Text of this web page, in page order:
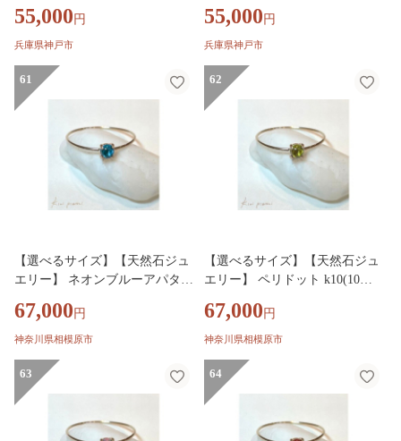
55,000 円
兵庫県神戸市
55,000 円
兵庫県神戸市
61
【選べるサイズ】【天然石ジュ
エリー】 ネオンブルーアパタイ
67,000 円
神奈川県相模原市
62
【選べるサイズ】【天然石ジュ
エリー】 ペリドット k10(10
67,000 円
神奈川県相模原市
63 64